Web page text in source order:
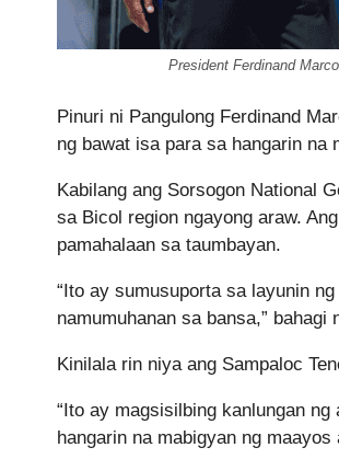
President Ferdinand
Pinuri ni Pangulong Ferdinand
ng bawat isa para sa hangarin na
Kabilang ang Sorsogon National
sa Bicol region ngayong araw.
pamahalaan sa taumbayan.
“Ito ay sumusuporta sa layunin
namumuhanan sa bansa,”
Kinilala rin niya ang Sampaloc
“Ito ay magsisilbing kanlungan
hangarin na mabigyan ng